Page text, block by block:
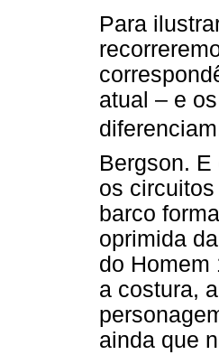
Para
atual – e
Bergson.
os
barco
oprimida
do Homem
a costura,
ainda que